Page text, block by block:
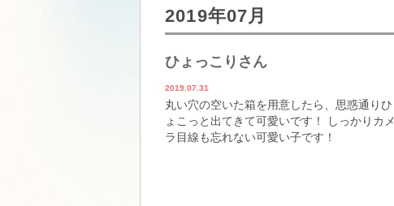
2019年07月
ひょっこりさん
2019.07.31
丸い穴の空いた箱を用意したら、思惑通りひ
ょこっと出てきて可愛いです！ しっかりカメ
ラ目線も忘れない可愛い子です！